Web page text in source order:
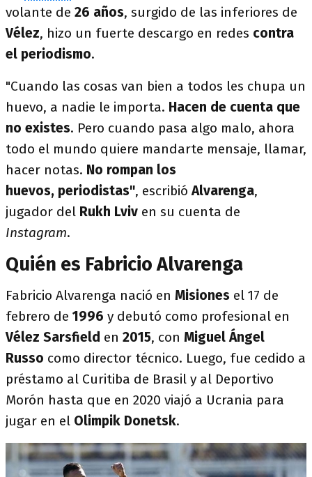
volante de 26 años, surgido de las inferiores de
Vélez, hizo un fuerte descargo en redes contra
el periodismo.
"Cuando las cosas van bien a todos les chupa un
huevo, a nadie le importa. Hacen de cuenta que
no existes. Pero cuando pasa algo malo, ahora
todo el mundo quiere mandarte mensaje, llamar,
hacer notas. No rompan los
huevos, periodistas", escribióAlvarenga,
jugador del Rukh Lviv en su cuenta de
Instagram.
Quién es Fabricio Alvarenga
Fabricio Alvarenga nació en Misiones el 17 de
febrero de 1996 y debutó como profesional en
Vélez Sarsfield en 2015, con Miguel Ángel
Russo como director técnico. Luego, fue cedido a
préstamo al Curitiba de Brasil y al Deportivo
Morón hasta que en 2020 viajó a Ucrania para
jugar en el Olimpik Donetsk.